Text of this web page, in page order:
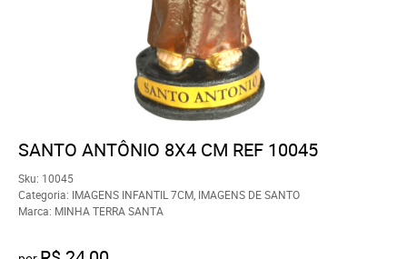
SANTO ANTÔNIO 8X4 CM REF 10045
Sku: 10045
Categoria: IMAGENS INFANTIL 7CM IMAGENS DE SANTO
Marca: MINHA TERRA SANTA